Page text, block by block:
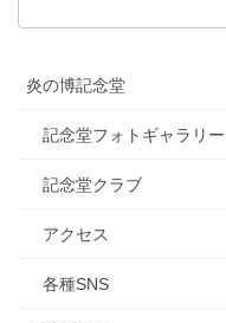
炎の博記念堂
記念堂フォトギャラリー
記念堂クラブ
アクセス
各種SNS